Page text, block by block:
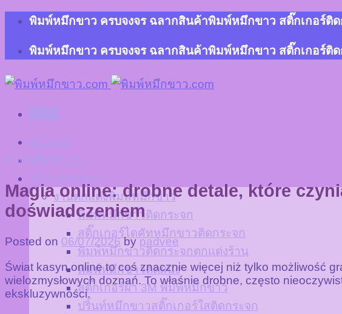
Skip
content
พิมพ์หมึกขาว ครบจงจร ฉลากสินค้าพิมพ์หมึกขาว สติ๊กเกอร์ติ
พิมพ์หมึกขาว ครบจงจร ฉลากสินค้าพิมพ์หมึกขาว สติ๊กเกอร์ติ
งานตกแต่งพิมพ์หมึกขาว
พิมพ์หมึกขาวติดกระจก
สติ๊กเกอร์ไดคัทหมึกขาวติดกระจก
พิมพ์หมึกขาวติดกระจกตกแต่งร้าน
พิมพ์หมึกขาวติดผนัง
สติ๊กเกอร์ฝ้า 3M พิมพ์หมึกขาว
ปริ้นท์หมึกขาวสติ๊กเกอร์ใสติดกระจก
Uncategorized
Magia online: drobne detale, które
doświadczeniem
Posted on 06/07/2026bypadvee
Świat kasyn online to coś znacznie więcej niż tylko możliwość
wielozmysłowych doznań. To właśnie drobne, często
ekskluzywności.